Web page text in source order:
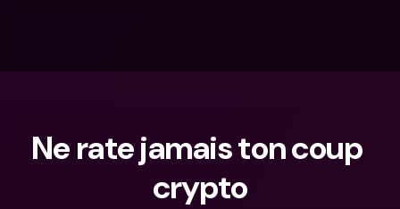
Ne rate jamais ton coup
crypto